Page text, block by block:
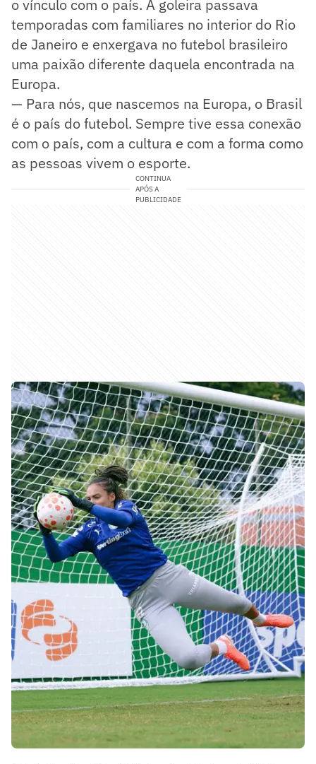
o vínculo com o país. A goleira passava
temporadas com familiares no interior do Rio
de Janeiro e enxergava no futebol brasileiro
uma paixão diferente daquela encontrada na
Europa.
— Para nós, que nascemos na Europa, o Brasil
é o país do futebol. Sempre tive essa conexão
com o país, com a cultura e com a forma como
as pessoas vivem o esporte.
CONTINUA
APÓS A
PUBLICIDADE